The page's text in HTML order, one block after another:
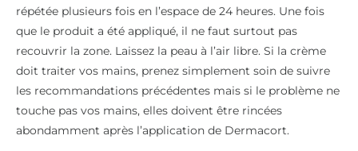
répétée plusieurs fois en l’espace de 24 heures. Une fois
que le produit a été appliqué, il ne faut surtout pas
recouvrir la zone. Laissez la peau à l’air libre. Si la crème
doit traiter vos mains, prenez simplement soin de suivre
les recommandations précédentes mais si le problème ne
touche pas vos mains, elles doivent être rincées
abondamment après l’application de Dermacort.